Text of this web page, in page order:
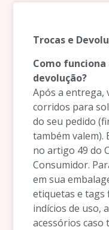
Trocas e
Como
devolução?
Após a entrega,
corridos para
do seu pedido
também valem).
no artigo 49 do
Consumidor.
em sua
etiquetas e tags
indícios de uso,
acessórios caso